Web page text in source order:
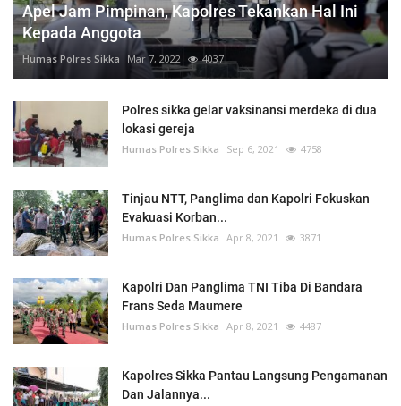
Apel Jam Pimpinan, Kapolres Tekankan Hal Ini
Kepada Anggota
Humas Polres Sikka Mar 7, 2022 4037
Polres sikka gelar vaksinansi merdeka di dua
lokasi gereja
Humas Polres Sikka Sep 6, 2021 4758
Tinjau NTT, Panglima dan Kapolri Fokuskan
Evakuasi Korban...
Humas Polres Sikka Apr 8, 2021 3871
Kapolri Dan Panglima TNI Tiba Di Bandara
Frans Seda Maumere
Humas Polres Sikka Apr 8, 2021 4487
Kapolres Sikka Pantau Langsung Pengamanan
Dan Jalannya...